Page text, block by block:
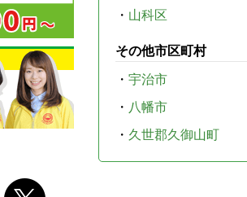
・ 山科区
その他市区町村
・ 宇治市
・ 八幡市
・ 久世郡久御山町